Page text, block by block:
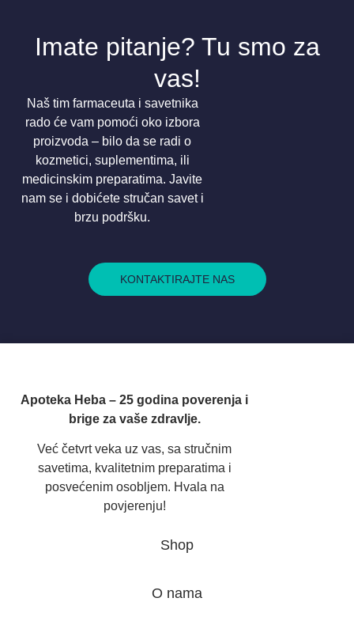
Imate pitanje? Tu smo za
vas!
Naš tim farmaceuta i savetnika
rado će vam pomoći oko izbora
proizvoda – bilo da se radi o
kozmetici, suplementima, ili
medicinskim preparatima. Javite
nam se i dobićete stručan savet i
brzu podršku.
KONTAKTIRAJTE NAS
Apoteka Heba – 25 godina poverenja i
brige za vaše zdravlje.
Već četvrt veka uz vas, sa stručnim
savetima, kvalitetnim preparatima i
posvećenim osobljem. Hvala na
povjerenju!
Shop
O nama